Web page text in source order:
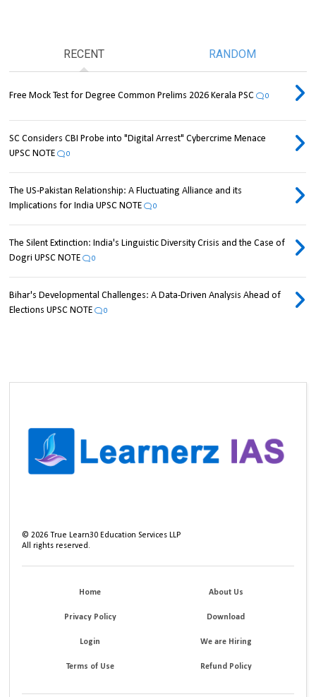
RECENT RANDOM
Free Mock Test for Degree Common Prelims 2026 Kerala PSC 0
SC Considers CBI Probe into "Digital Arrest" Cybercrime Menace
UPSC NOTE
0
The US-Pakistan Relationship: A Fluctuating Alliance and its
Implications for India UPSC NOTE
0
The Silent Extinction: India's Linguistic Diversity Crisis and the Case of
Dogri UPSC NOTE
0
Bihar's Developmental Challenges: A Data-Driven Analysis Ahead of
Elections UPSC NOTE
0
©2026 True Learn30 Education Services LLP
All rights reserved.
Home About Us
Privacy Policy Download
Login We are Hiring
Terms of Use Refund Policy